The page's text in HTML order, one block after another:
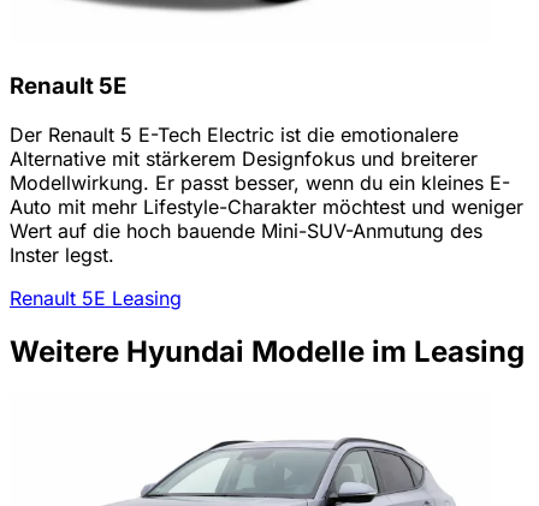
Renault 5E
Der Renault 5 E-Tech Electric ist die emotionalere
Alternative mit stärkerem Designfokus und breiterer
Modellwirkung. Er passt besser, wenn du ein kleines E-
Auto mit mehr Lifestyle-Charakter möchtest und weniger
Wert auf die hoch bauende Mini-SUV-Anmutung des
Inster legst.
Renault 5E Leasing
Weitere Hyundai Modelle im Leasing